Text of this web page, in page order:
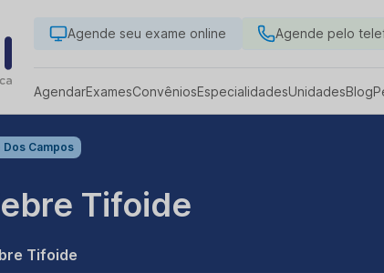
Agende seu exame online Agende pelo
AgendarExamesConvêniosEspecialidadesUnidadesBlog
Dos Campos
Tifoide
Tifoide